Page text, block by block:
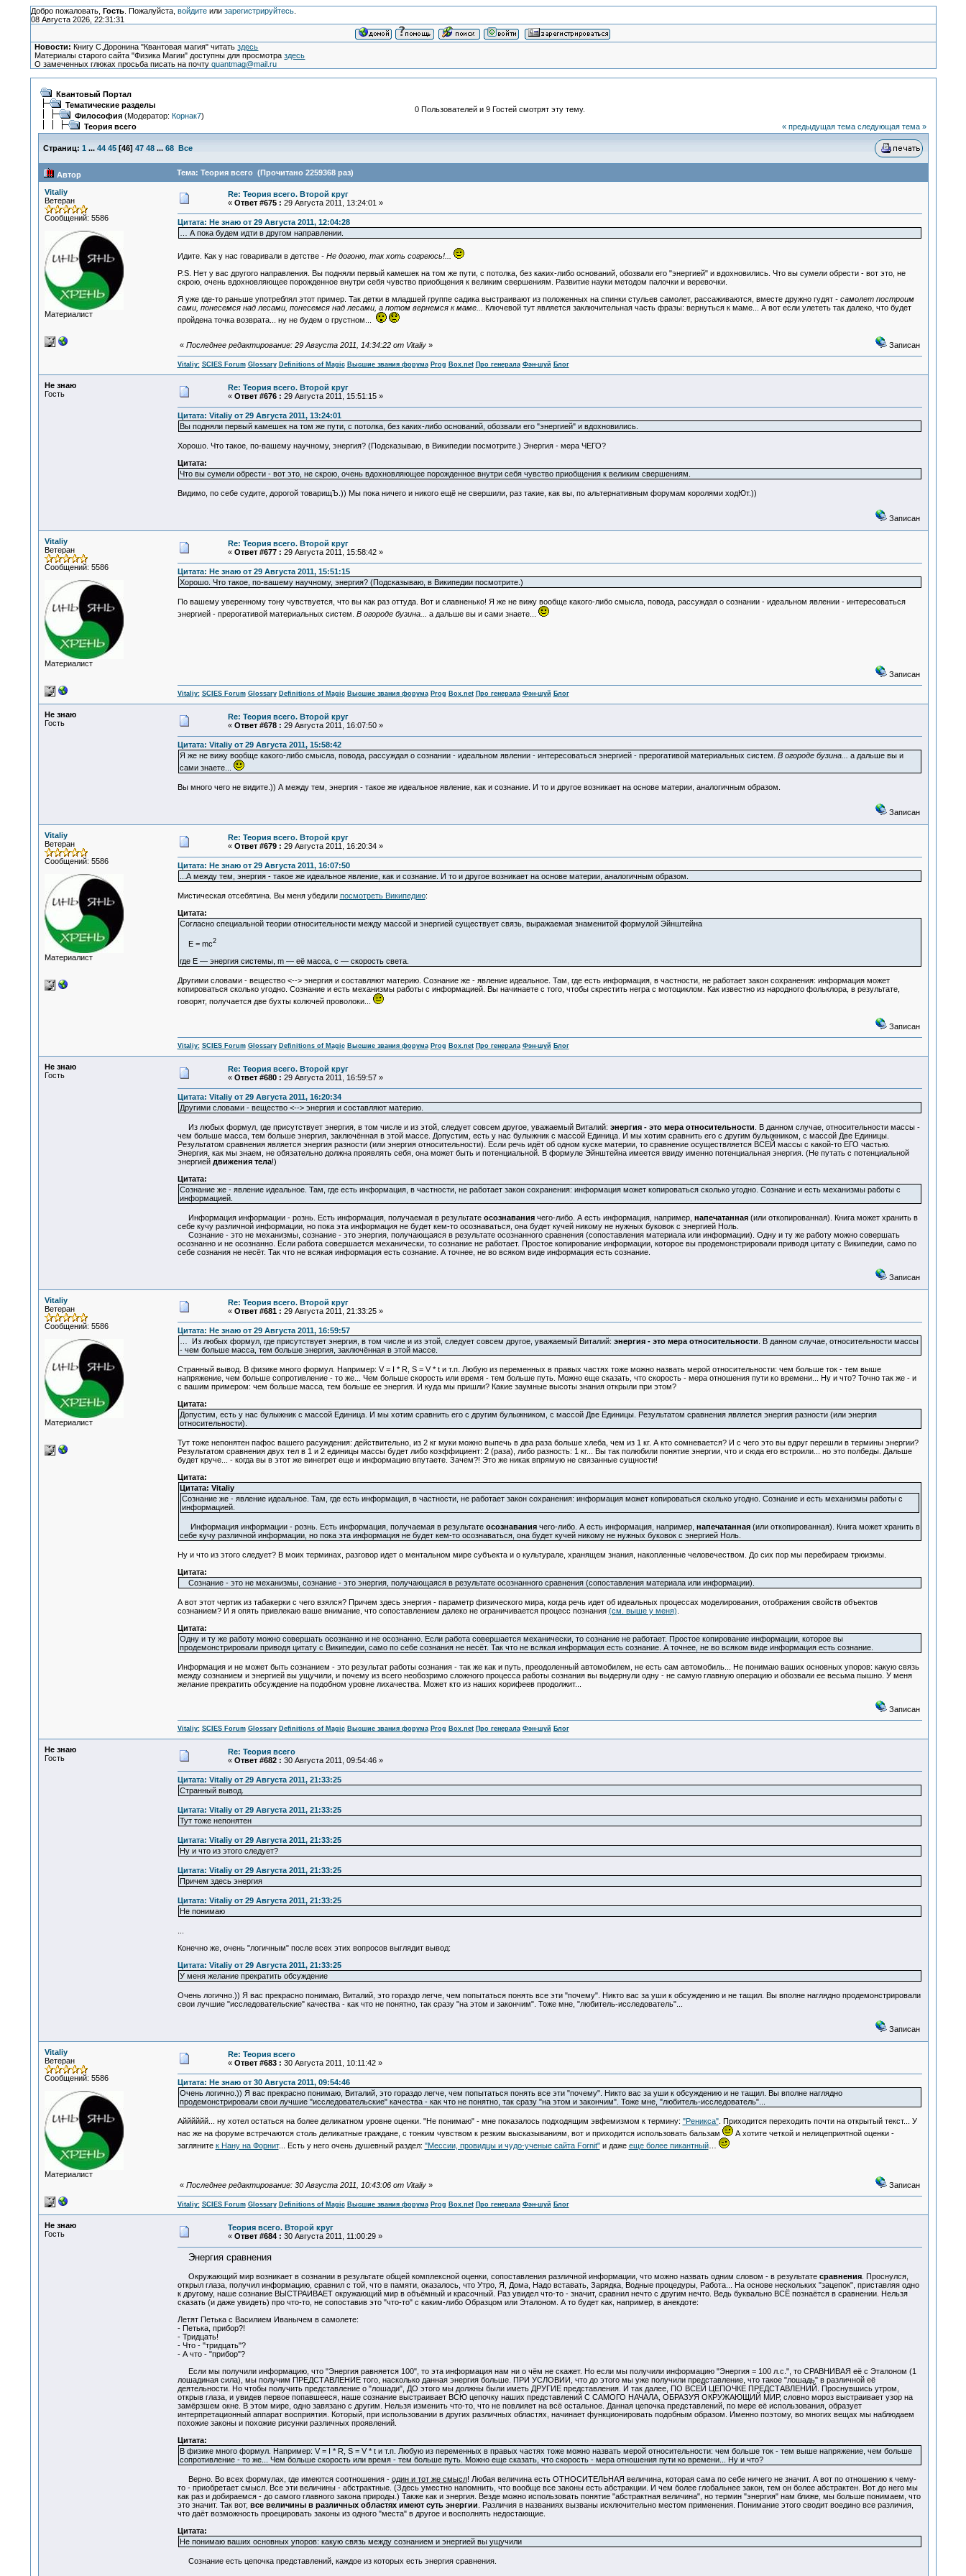
Добро пожаловать, Гость. Пожалуйста, войдитеили зарегистрируйтесь.
08 Августа 2026, 22:31:31
Новости: Книгу С.Доронина "Квантовая магия" читатьздесь
Материалы старого сайта "Физика Магии" доступны для просмотраздесь
О замеченных глюках просьба писать на почтуquantmag@mail.ru
Квантовый Портал
Тематические разделы
Философия(Модератор: Корнак7)
Теория всего
0 Пользователей и 9 Гостей смотрят эту тему.
« предыдущая тема следующая тема »
Страниц: 1 ... 44 45[46] 47 48 ... 68 Все
Автор Тема: Теория всего (Прочитано 2259368 раз)
Vitaliy
Ветеран
Сообщений: 5586
Материалист
Re: Теория всего. Второй круг
« Ответ #675 : 29 Августа 2011, 13:24:01 »
Цитата: Не знаю от 29 Августа 2011, 12:04:28
… А пока будем идти в другом направлении.
Идите. Как у нас говаривали в детстве - Не догоню, так хоть согреюсь!...
P.S. Нет у вас другого направления. Вы подняли первый камешек на том же пути, с потолка, без каких-либо оснований, обозвали его "энергией" и вдохновились. Что вы сумели обрести - вот это, не
скрою, очень вдохновляющее порожденное внутри себя чувство приобщения к великим свершениям. Развитие науки методом палочки и веревочки.
Я уже где-то раньше употреблял этот пример. Так детки в младшей группе садика выстраивают из положенных на спинки стульев самолет, рассаживаются, вместе дружно гудят - самолет построим
сами, понесемся над лесами, понесемся над лесами, а потом вернемся к маме...
Ключевой тут является заключительная часть фразы: вернуться к маме... А вот если улететь так далеко, что будет
пройдена точка возврата... ну не будем о грустном...
« Последнее редактирование: 29 Августа 2011, 14:34:22 от Vitaliy» Записан
Vitaliy: SCIES Forum Glossary Definitions of Magic Высшие звания форума Prog Box.net Про генерала Фэн-шуй Блог
Не знаю
Гость
Re: Теория всего. Второй круг
« Ответ #676 : 29 Августа 2011, 15:51:15 »
Цитата: Vitaliy от 29 Августа 2011, 13:24:01
Вы подняли первый камешек на том же пути, с потолка, без каких-либо оснований, обозвали его "энергией" и вдохновились.
Хорошо. Что такое, по-вашему научному, энергия? (Подсказываю, в Википедии посмотрите.) Энергия - мера ЧЕГО?
Цитата:
Что вы сумели обрести - вот это, не скрою, очень вдохновляющее порожденное внутри себя чувство приобщения к великим свершениям.
Видимо, по себе судите, дорогой товарищЪ.)) Мы пока ничего и никого ещё не свершили, раз такие, как вы, по альтернативным форумам королями ходЮт.))
Записан
Vitaliy
Ветеран
Сообщений: 5586
Материалист
Re: Теория всего. Второй круг
« Ответ #677 : 29 Августа 2011, 15:58:42 »
Цитата: Не знаю от 29 Августа 2011, 15:51:15
Хорошо. Что такое, по-вашему научному, энергия? (Подсказываю, в Википедии посмотрите.)
По вашему уверенному тону чувствуется, что вы как раз оттуда. Вот и славненько! Я же не вижу вообще какого-либо смысла, повода, рассуждая о сознании - идеальном явлении - интересоваться
энергией - прерогативой материальных систем. В огороде бузина... а дальше вы и сами знаете...
Записан
Vitaliy: SCIES Forum Glossary Definitions of Magic Высшие звания форума Prog Box.net Про генерала Фэн-шуй Блог
Не знаю
Гость
Re: Теория всего. Второй круг
« Ответ #678 : 29 Августа 2011, 16:07:50 »
Цитата: Vitaliy от 29 Августа 2011, 15:58:42
Я же не вижу вообще какого-либо смысла, повода, рассуждая о сознании - идеальном явлении - интересоваться энергией - прерогативой материальных систем. В огороде бузина...
а дальше вы и
сами знаете...
Вы много чего не видите.)) А между тем, энергия - такое же идеальное явление, как и сознание. И то и другое возникает на основе материи, аналогичным образом.
Записан
Vitaliy
Ветеран
Сообщений: 5586
Материалист
Re: Теория всего. Второй круг
« Ответ #679 : 29 Августа 2011, 16:20:34 »
Цитата: Не знаю от 29 Августа 2011, 16:07:50
...А между тем, энергия - такое же идеальное явление, как и сознание. И то и другое возникает на основе материи, аналогичным образом.
Мистическая отсебятина. Вы меня убедили посмотреть Википедию:
Цитата:
Согласно специальной теории относительности между массой и энергией существует связь, выражаемая знаменитой формулой Эйнштейна
E = mc2
где E — энергия системы, m — её масса, c — скорость света.
Другими словами - вещество <--> энергия и составляют материю. Сознание же - явление идеальное. Там, где есть информация, в частности, не работает закон сохранения: информация может
копироваться сколько угодно. Сознание и есть механизмы работы с информацией. Вы начинаете с того, чтобы скрестить негра с мотоциклом. Как известно из народного фольклора, в результате,
говорят, получается две бухты колючей проволоки...
Записан
Vitaliy: SCIES Forum Glossary Definitions of Magic Высшие звания форума Prog Box.net Про генерала Фэн-шуй Блог
Не знаю
Гость
Re: Теория всего. Второй круг
« Ответ #680 : 29 Августа 2011, 16:59:57 »
Цитата: Vitaliy от 29 Августа 2011, 16:20:34
Другими словами - вещество <--> энергия и составляют материю.
Из любых формул, где присутствует энергия, в том числе и из этой, следует совсем другое, уважаемый Виталий: энергия - это мера относительности . В данном случае, относительности массы -
чем больше масса, тем больше энергия, заключённая в этой массе. Допустим, есть у нас булыжник с массой Единица. И мы хотим сравнить его с другим булыжником, с массой Две Единицы.
Результатом сравнения является энергия разности (или энергия относительности). Если речь идёт об одном куске материи, то сравнение осуществляется ВСЕЙ массы с какой-то ЕГО частью.
Энергия, как мы знаем, не обязательно должна проявлять себя, она может быть и потенциальной. В формуле Эйнштейна имеется ввиду именно потенциальная энергия. (Не путать с потенциальной
энергией движения тела!)
Цитата:
Сознание же - явление идеальное. Там, где есть информация, в частности, не работает закон сохранения: информация может копироваться сколько угодно. Сознание и есть механизмы работы с
информацией.
Информация информации - рознь. Есть информация, получаемая в результате осознаваниячего-либо. А есть информация, например, напечатанная(или откопированная). Книга может хранить в
себе кучу различной информации, но пока эта информация не будет кем-то осознаваться, она будет кучей никому не нужных буковок с энергией Ноль.
Сознание - это не механизмы, сознание - это энергия, получающаяся в результате осознанного сравнения (сопоставления материала или информации). Одну и ту же работу можно совершать
осознанно и не осознанно. Если работа совершается механически, то сознание не работает. Простое копирование информации, которое вы продемонстрировали приводя цитату с Википедии, само по
себе сознания не несёт. Так что не всякая информация есть сознание. А точнее, не во всяком виде информация есть сознание.
Записан
Vitaliy
Ветеран
Сообщений: 5586
Материалист
Re: Теория всего. Второй круг
« Ответ #681 : 29 Августа 2011, 21:33:25 »
Цитата: Не знаю от 29 Августа 2011, 16:59:57
… Из любых формул, где присутствует энергия, в том числе и из этой, следует совсем другое, уважаемый Виталий: энергия - это мера относительности . В данном случае, относительности массы
- чем больше масса, тем больше энергия, заключённая в этой массе.
Странный вывод. В физике много формул. Например: V = I * R, S = V * t и т.п. Любую из переменных в правых частях тоже можно назвать мерой относительности: чем больше ток - тем выше
напряжение, чем больше сопротивление - то же... Чем больше скорость или время - тем больше путь. Можно еще сказать, что скорость - мера отношения пути ко времени... Ну и что? Точно так же - и
с вашим примером: чем больше масса, тем больше ее энергия. И куда мы пришли? Какие заумные высоты знания открыли при этом?
Цитата:
Допустим, есть у нас булыжник с массой Единица. И мы хотим сравнить его с другим булыжником, с массой Две Единицы. Результатом сравнения является энергия разности (или энергия
относительности).
Тут тоже непонятен пафос вашего расуждения: действительно, из 2 кг муки можно выпечь в два раза больше хлеба, чем из 1 кг. А кто сомневается? И с чего это вы вдруг перешли в термины энергии?
Результатом сравнения двух тел в 1 и 2 единицы массы будет либо коэффициент: 2 (раза), либо разность: 1 кг... Вы так полюбили понятие энергии, что и сюда его встроили... но это полбеды. Дальше
будет круче... - когда вы в этот же винегрет еще и информацию впутаете. Зачем?! Это же никак впрямую не связанные сущности!
Цитата:
Цитата: Vitaliy
Сознание же - явление идеальное. Там, где есть информация, в частности, не работает закон сохранения: информация может копироваться сколько угодно. Сознание и есть механизмы работы с
информацией.
Информация информации - рознь. Есть информация, получаемая в результате осознаваниячего-либо. А есть информация, например, напечатанная(или откопированная). Книга может хранить в
себе кучу различной информации, но пока эта информация не будет кем-то осознаваться, она будет кучей никому не нужных буковок с энергией Ноль.
Ну и что из этого следует? В моих терминах, разговор идет о ментальном мире субъекта и о культурале, хранящем знания, накопленные человечеством. До сих пор мы перебираем трюизмы.
Цитата:
Сознание - это не механизмы, сознание - это энергия, получающаяся в результате осознанного сравнения (сопоставления материала или информации).
А вот этот чертик из табакерки с чего взялся? Причем здесь энергия - параметр физического мира, когда речь идет об идеальных процессах моделирования, отображения свойств объектов
сознанием? И я опять привлекаю ваше внимание, что сопоставлением далеко не ограничивается процесс познания (см. выше у меня)
Цитата:
Одну и ту же работу можно совершать осознанно и не осознанно. Если работа совершается механически, то сознание не работает. Простое копирование информации, которое вы
продемонстрировали приводя цитату с Википедии, само по себе сознания не несёт. Так что не всякая информация есть сознание. А точнее, не во всяком виде информация есть сознание.
Информация и не может быть сознанием - это результат работы сознания - так же как и путь, преодоленный автомобилем, не есть сам автомобиль... Не понимаю ваших основных упоров: какую связь
между сознанием и энергией вы ущучили, и почему из всего необозримо сложного процесса работы сознания вы выдернули одну - не самую главную операцию и обозвали ее весьма пышно. У меня
желание прекратить обсуждение на подобном уровне лихачества. Может кто из наших корифеев продолжит...
Записан
Vitaliy: SCIES Forum Glossary Definitions of Magic Высшие звания форума Prog Box.net Про генерала Фэн-шуй Блог
Не знаю
Гость
Re: Теория всего
« Ответ #682 : 30 Августа 2011, 09:54:46 »
Цитата: Vitaliy от 29 Августа 2011, 21:33:25
Странный вывод.
Цитата: Vitaliy от 29 Августа 2011, 21:33:25
Тут тоже непонятен
Цитата: Vitaliy от 29 Августа 2011, 21:33:25
Ну и что из этого следует?
Цитата: Vitaliy от 29 Августа 2011, 21:33:25
Причем здесь энергия
Цитата: Vitaliy от 29 Августа 2011, 21:33:25
Не понимаю
Конечно же, очень "логичным" после всех этих вопросов выглядит вывод:
Цитата: Vitaliy от 29 Августа 2011, 21:33:25
У меня желание прекратить обсуждение
Очень логично.)) Я вас прекрасно понимаю, Виталий, это гораздо легче, чем попытаться понять все эти "почему". Никто вас за уши к обсуждению и не тащил. Вы вполне наглядно продемонстрировали
свои лучшие "исследовательские" качества - как что не понятно, так сразу "на этом и закончим". Тоже мне, "любитель-исследователь"...
Записан
Vitaliy
Ветеран
Сообщений: 5586
Материалист
Re: Теория всего
« Ответ #683 : 30 Августа 2011, 10:11:42 »
Цитата: Не знаю от 30 Августа 2011, 09:54:46
Очень логично.)) Я вас прекрасно понимаю, Виталий, это гораздо легче, чем попытаться понять все эти "почему". Никто вас за уши к обсуждению и не тащил. Вы вполне наглядно
продемонстрировали свои лучшие "исследовательские" качества - как что не понятно, так сразу "на этом и закончим". Тоже мне, "любитель-исследователь"...
Айййййй... ну хотел остаться на более деликатном уровне оценки. "Не понимаю" - мне показалось подходящим эвфемизмом к термину: "Реникса". Приходится переходить почти на открытый текст... У
нас же на форуме встречаются столь деликатные граждане, с тонким чувством к резким высказываниям, вот и приходится использовать бальзам
А хотите четкой и нелицеприятной оценки -
загляните к Нану на Форнит... Есть у него очень душевный раздел: "Мессии, провидцы и чудо-ученые сайта Fornit"и даже еще более пикантный…
« Последнее редактирование: 30 Августа 2011, 10:43:06 от Vitaliy» Записан
Vitaliy: SCIES Forum Glossary Definitions of Magic Высшие звания форума Prog Box.net Про генерала Фэн-шуй Блог
Не знаю
Гость
Теория всего. Второй круг
« Ответ #684 : 30 Августа 2011, 11:00:29 »
Энергия сравнения
Окружающий мир возникает в сознании в результате общей комплексной оценки, сопоставления различной информации, что можно назвать одним словом - в результате сравнения. Проснулся,
открыл глаза, получил информацию, сравнил с той, что в памяти, оказалось, что Утро, Я, Дома, Надо вставать, Зарядка, Водные процедуры, Работа... На основе нескольких "зацепок", приставляя одно
к другому, наше сознание ВЫСТРАИВАЕТ окружающий мир в объёмный и красочный. Раз увидел что-то - значит, сравнил нечто с другим нечто. Ведь буквально ВСЁ познаётся в сравнении. Нельзя
сказать (и даже увидеть) про что-то, не сопоставив это "что-то" с каким-либо Образцом или Эталоном. А то будет как, например, в анекдоте:
Летят Петька с Василием Иванычем в самолете:
- Петька, прибор?!
- Тридцать!
- Что - "тридцать"?
- А что - "прибор"?
Если мы получили информацию, что "Энергия равняется 100", то эта информация нам ни о чём не скажет. Но если мы получили информацию "Энергия = 100 л.с.", то СРАВНИВАЯ её с Эталоном (1
лошадиная сила), мы получим ПРЕДСТАВЛЕНИЕ того, насколько данная энергия больше. ПРИ УСЛОВИИ, что до этого мы уже получили представление, что такое "лошадь" в различной её
деятельности. Но чтобы получить представление о "лошади", ДО этого мы должны были иметь ДРУГИЕ представления. И так далее, ПО ВСЕЙ ЦЕПОЧКЕ ПРЕДСТАВЛЕНИЙ. Проснувшись утром,
открыв глаза, и увидев первое попавшееся, наше сознание выстраивает ВСЮ цепочку наших представлений С САМОГО НАЧАЛА, ОБРАЗУЯ ОКРУЖАЮЩИЙ МИР, словно мороз выстраивает узор на
замёрзшем окне. В этом мире, одно завязано с другим. Нельзя изменить что-то, что не повлияет на всё остальное. Данная цепочка представлений, по мере её использования, образует
интерпретационный аппарат восприятия. Который, при использовании в других различных областях, начинает функционировать подобным образом. Именно поэтому, во многих вещах мы наблюдаем
похожие законы и похожие рисунки различных проявлений.
Цитата:
В физике много формул. Например: V = I * R, S = V * t и т.п. Любую из переменных в правых частях тоже можно назвать мерой относительности: чем больше ток - тем выше напряжение, чем больше
сопротивление - то же... Чем больше скорость или время - тем больше путь. Можно еще сказать, что скорость - мера отношения пути ко времени... Ну и что?
Верно. Во всех формулах, где имеются соотношения - один и тот же смысл! Любая величина есть ОТНОСИТЕЛЬНАЯ величина, которая сама по себе ничего не значит. А вот по отношению к чему-
то - приобретает смысл. Все эти величины - абстрактные. (Здесь уместно напомнить, что вообще все законы есть абстракции. И чем более глобальнее закон, тем он более абстрактен. Вот до него мы
как раз и добираемся - до самого главного закона природы.) Также как и энергия. Везде можно использовать понятие "абстрактная величина", но термин "энергия" нам ближе, мы больше понимаем, что
это значит. Так вот, все величины в различных областях имеют суть энергии . Различия в названиях вызваны исключительно местом применения. Понимание этого сводит воедино все различия,
что даёт возможность проецировать законы из одного "места" в другое и восполнять недостающие.
Цитата:
Не понимаю ваших основных упоров: какую связь между сознанием и энергией вы ущучили
Сознание есть цепочка представлений, каждое из которых есть энергия сравнения.